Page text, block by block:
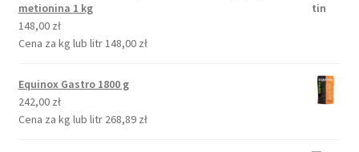
metionina 1 kg
148,00 zł
Cena za kg lub litr148,00 zł
Equinox Gastro 1800 g
242,00 zł
Cena za kg lub litr 268,89 zł